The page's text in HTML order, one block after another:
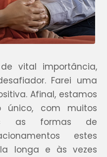
vital importância,
Farei uma
Afinal, estamos
único, com muitos
as formas de
estes
longa e às vezes